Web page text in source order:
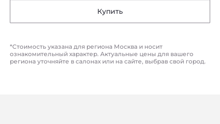
Купить
*Стоимость указана для региона Москва и носит
ознакомительный характер. Актуальные цены для вашего
региона уточняйте в салонах или на сайте, выбрав свой город.